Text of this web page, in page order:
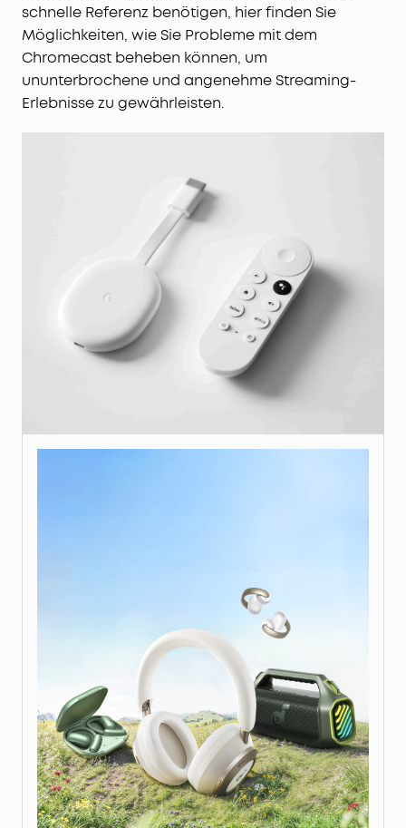
schnelle Referenz benötigen, hier finden Sie
Möglichkeiten, wie Sie Probleme mit dem
Chromecast beheben können, um
ununterbrochene und angenehme Streaming-
Erlebnisse zu gewährleisten.